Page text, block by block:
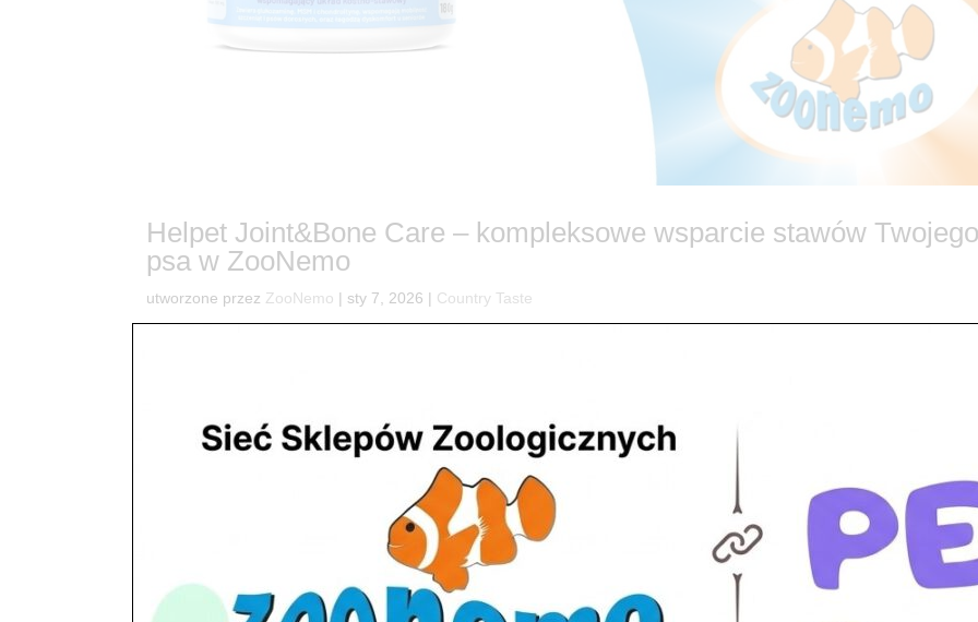
Helpet Joint&Bone Care – kompleksowe wsparcie stawów Twojego
psa w ZooNemo
utworzone przez ZooNemo | sty 7, 2026 | Country Taste